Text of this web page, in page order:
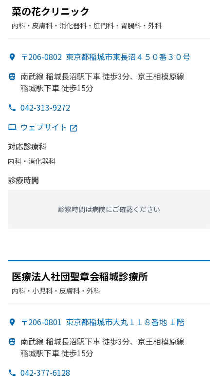
菜の花クリニック
内科・​皮膚科・​消化器科・​肛門科・​胃腸科・​外科
〒206-0802 東京都稲城市東長沼４５０番３０号
南武線 稲城長沼駅下車 徒歩3分、 京王相模原線
稲城駅下車 徒歩15分
042-313-9272
ウェブサイト
対応診療科
内科・​消化器科
診療時間
診察時間は病院にご確認ください
医療法人社団聖章会稲城診療所
内科・​小児科・​皮膚科・​外科
〒206-0801 東京都稲城市大丸１１８番地 １階
南武線 稲城長沼駅下車 徒歩3分、 京王相模原線
稲城駅下車 徒歩15分
042-377-6128